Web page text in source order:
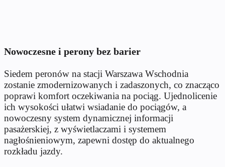
Nowoczesne i perony bez barier
Siedem peronów na stacji Warszawa Wschodnia
zostanie zmodernizowanych i zadaszonych, co znacząco
poprawi komfort oczekiwania na pociąg. Ujednolicenie
ich wysokości ułatwi wsiadanie do pociągów, a
nowoczesny system dynamicznej informacji
pasażerskiej, z wyświetlaczami i systemem
nagłośnieniowym, zapewni dostęp do aktualnego
rozkładu jazdy.